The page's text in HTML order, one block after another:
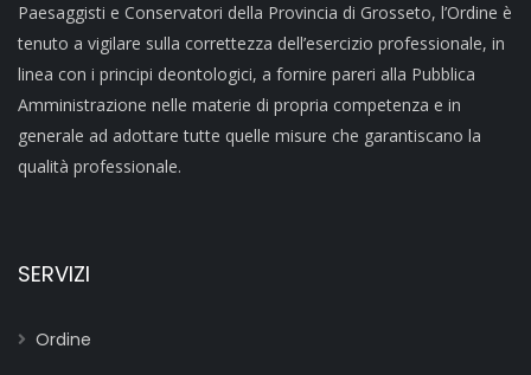
Paesaggisti e Conservatori della Provincia di Grosseto, l’Ordine è
tenuto a vigilare sulla correttezza dell’esercizio professionale, in
linea con i principi deontologici, a fornire pareri alla Pubblica
Amministrazione nelle materie di propria competenza e in
generale ad adottare tutte quelle misure che garantiscano la
qualità professionale.
SERVIZI
Ordine